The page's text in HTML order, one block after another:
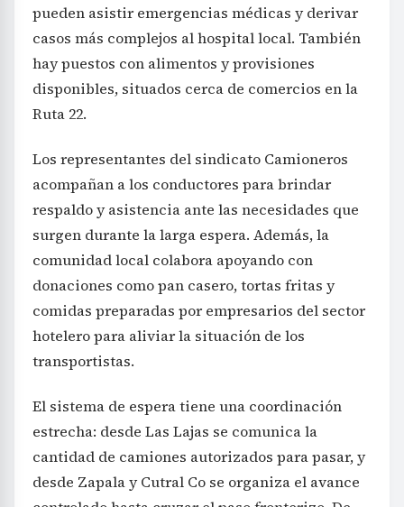
pueden asistir emergencias médicas y derivar
casos más complejos al hospital local. También
hay puestos con alimentos y provisiones
disponibles, situados cerca de comercios en la
Ruta 22.
Los representantes del sindicato Camioneros
acompañan a los conductores para brindar
respaldo y asistencia ante las necesidades que
surgen durante la larga espera. Además, la
comunidad local colabora apoyando con
donaciones como pan casero, tortas fritas y
comidas preparadas por empresarios del sector
hotelero para aliviar la situación de los
transportistas.
El sistema de espera tiene una coordinación
estrecha: desde Las Lajas se comunica la
cantidad de camiones autorizados para pasar, y
desde Zapala y Cutral Co se organiza el avance